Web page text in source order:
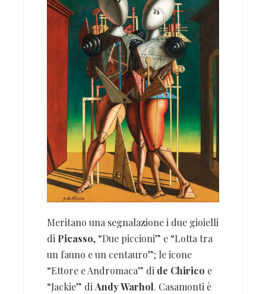
Meritano una segnalazione i due gioielli
di Picasso, “Due piccioni” e “Lotta tra
un fauno e un centauro”; le icone
“Ettore e Andromaca” di de Chirico e
“Jackie” diAndy Warhol. Casamonti è